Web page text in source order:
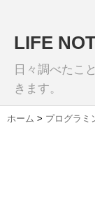
LIFE
日々調べたこ
きます。
ホーム > プログラミ